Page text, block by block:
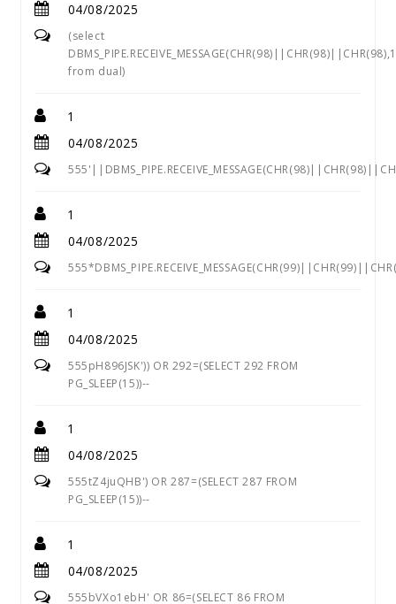
04/08/2025
(select
from dual)
1
04/08/2025
1
04/08/2025
1
04/08/2025
555pH896JSK')) OR 292=(SELECT 292 FROM
PG_SLEEP(15))--
1
04/08/2025
555tZ4juQHB') OR 287=(SELECT 287 FROM
PG_SLEEP(15))--
1
04/08/2025
555bVXo1ebH' OR 86=(SELECT 86 FROM